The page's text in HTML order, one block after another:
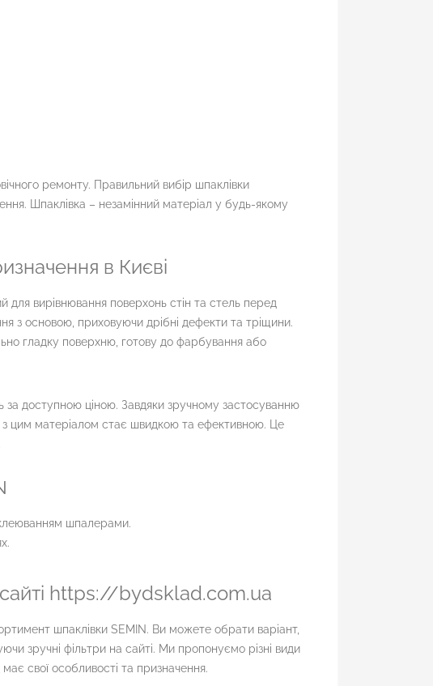
ремонту. Правильний вибір шпаклівки
Шпаклівка – незамінний матеріал у будь-якому
в Києві
для вирівнювання поверхонь стін та стель перед
з основою, приховуючи дрібні дефекти та тріщини.
гладку поверхню, готову до фарбування або
за доступною ціною. Завдяки зручному застосуванню
з цим матеріалом стає швидкою та ефективною. Це
шпалерами.
https://bydsklad.com.ua
шпаклівки SEMIN. Ви можете обрати варіант,
зручні фільтри на сайті. Ми пропонуємо різні види
свої особливості та призначення.